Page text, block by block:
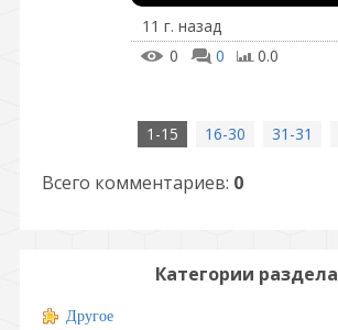
11 г. назад
0
0 0.0
1-15 16-30 31-31
Всего комментариев: 0
Категории раздела
Другое